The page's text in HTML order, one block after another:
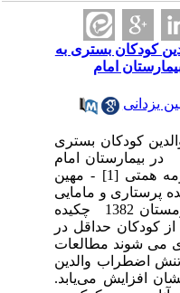
کودکان بستری به
امام
یزدانی
کودکان بستری
بیمارستان امام
خمینی ارومیه � معصومه همتی [1] - مهین
پرستاری و مامایی
سال اول، شماره اول، زمستان 1382 چکیده
3 درصد از کودکان حداقل در
می شوند مطالعات
اضطراب والدین
افزایش می‌یابد.